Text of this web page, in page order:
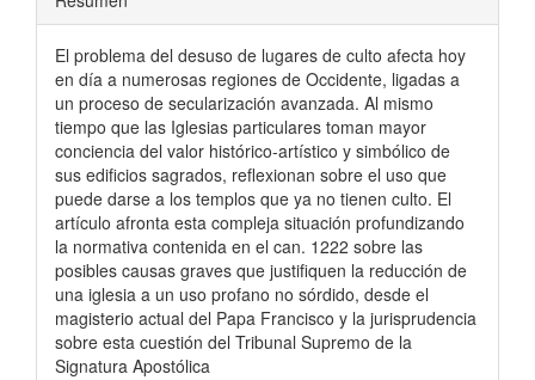
El problema del desuso de lugares de culto afecta hoy
en día a numerosas regiones de Occidente, ligadas a
un proceso de secularización avanzada. Al mismo
tiempo que las Iglesias particulares toman mayor
conciencia del valor histórico-artístico y simbólico de
sus edificios sagrados, reflexionan sobre el uso que
puede darse a los templos que ya no tienen culto. El
artículo afronta esta compleja situación profundizando
la normativa contenida en el can. 1222 sobre las
posibles causas graves que justifiquen la reducción de
una iglesia a un uso profano no sórdido, desde el
magisterio actual del Papa Francisco y la jurisprudencia
sobre esta cuestión del Tribunal Supremo de la
Signatura Apostólica